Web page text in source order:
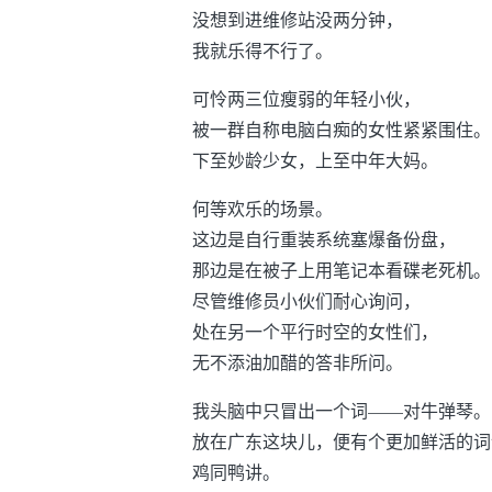
没想到进维修站没两分钟，
我就乐得不行了。
可怜两三位瘦弱的年轻小伙，
被一群自称电脑白痴的女性紧紧围住。
下至妙龄少女，上至中年大妈。
何等欢乐的场景。
这边是自行重装系统塞爆备份盘，
那边是在被子上用笔记本看碟老死机。
尽管维修员小伙们耐心询问，
处在另一个平行时空的女性们，
无不添油加醋的答非所问。
我头脑中只冒出一个词——对牛弹琴。
放在广东这块儿，便有个更加鲜活的
鸡同鸭讲。